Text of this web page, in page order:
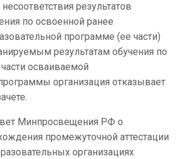
результатов
по освоенной ранее
программе (ее части)
результатам обучения по
осваиваемой
организация отказывает
Минпросвещения РФ о
промежуточной аттестации
организациях